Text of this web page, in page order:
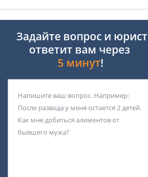
Задайте вопрос и юрист
ответит вам через
5 минут!